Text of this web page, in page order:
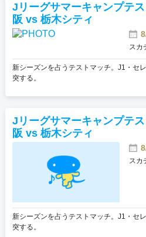
Jリーグサマーキャンプテ
阪 vs 栃木シティ
スカ
新シーズンを占うテストマッチ。J1・セ
突する。
Jリーグサマーキャンプテ
阪 vs 栃木シティ
スカ
新シーズンを占うテストマッチ。J1・セ
突する。